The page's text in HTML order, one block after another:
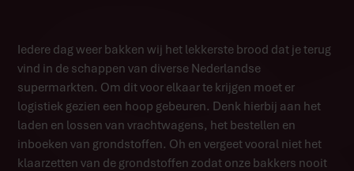
Iedere dag weer bakken wij het lekkerste brood dat je terug
vind in de schappen van diverse Nederlandse
supermarkten. Om dit voor elkaar te krijgen moet er
logistiek gezien een hoop gebeuren. Denk hierbij aan het
laden en lossen van vrachtwagens, het bestellen en
inboeken van grondstoffen. Oh en vergeet vooral niet het
klaarzetten van de grondstoffen zodat onze bakkers nooit